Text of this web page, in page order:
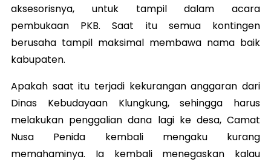
aksesorisnya, untuk tampil dalam acara
pembukaan PKB. Saat itu semua kontingen
berusaha tampil maksimal membawa nama baik
kabupaten.
Apakah saat itu terjadi kekurangan anggaran dari
Dinas Kebudayaan Klungkung, sehingga harus
melakukan penggalian dana lagi ke desa, Camat
Nusa Penida kembali mengaku kurang
memahaminya. Ia kembali menegaskan kalau